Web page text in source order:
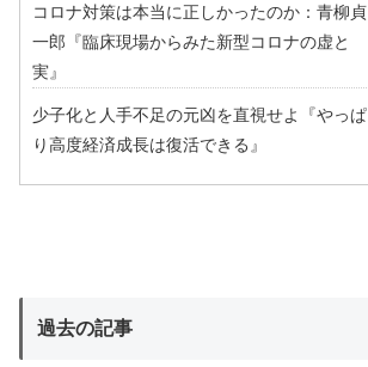
コロナ対策は本当に正しかったのか：青柳貞
一郎『臨床現場からみた新型コロナの虚と
実』
少子化と人手不足の元凶を直視せよ『やっぱ
り高度経済成長は復活できる』
過去の記事